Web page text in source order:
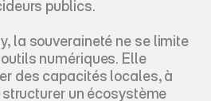
publics.
la souveraineté ne se limite
numériques. Elle
des capacités locales, à
un écosystème